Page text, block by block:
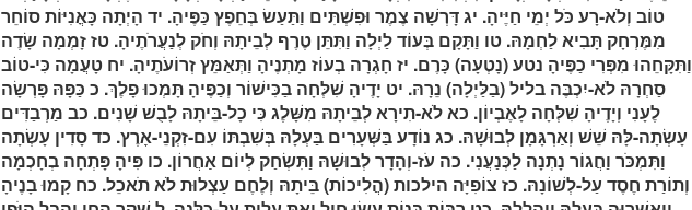
טוֹב וְלֹא-רָע כֹּל יְמֵי חַיֶּיהָ. יג דָּרְשָׁה צֶמֶר וּפִשְׁתִּים וַתַּעַשׂ בְּחֵפֶץ כַּפֶּיהָ. יד הָיְתָה כָּאֳנִיּוֹת סוֹחֵר
מִמֶּרְחָק תָּבִיא לַחְמָהּ. טו וַתָּקָם בְּעוֹד לַיְלָה וַתִּתֵּן טֶרֶף לְבֵיתָהּ וְחֹק לְנַעֲרֹתֶיהָ. טז זָמְמָה שָׂדֶה
וַתִּקָּחֵהוּ מִפְּרִי כַפֶּיהָ נטע (נָטְעָה) כָּרֶם. יז חָגְרָה בְעוֹז מָתְנֶיהָ וַתְּאַמֵּץ זְרוֹעֹתֶיהָ. יח טָעֲמָה כִּי-טוֹב
סַחְרָהּ לֹא-יִכְבֶּה בליל (בַלַּיְלָה) נֵרָהּ. יט יָדֶיהָ שִׁלְּחָה בַכִּישׁוֹר וְכַפֶּיהָ תָּמְכוּ פָלֶךְ. כ כַּפָּהּ פָּרְשָׂה
לֶעָנִי וְיָדֶיהָ שִׁלְּחָה לָאֶבְיוֹן. כא לֹא-תִירָא לְבֵיתָהּ מִשָּׁלֶג כִּי כָל-בֵּיתָהּ לָבֻשׁ שָׁנִים. כב מַרְבַדִּים
עָשְׂתָה-לָּהּ שֵׁשׁ וְאַרְגָּמָן לְבוּשָׁהּ. כג נוֹדָע בַּשְּׁעָרִים בַּעְלָהּ בְּשִׁבְתּוֹ עִם-זִקְנֵי-אָרֶץ. כד סָדִין עָשְׂתָה
וַתִּמְכֹּר וַחֲגוֹר נָתְנָה לַכְּנַעֲנִי. כה עֹז-וְהָדָר לְבוּשָׁהּ וַתִּשְׂחַק לְיוֹם אַחֲרוֹן. כו פִּיהָ פָּתְחָה בְחָכְמָה
וְתוֹרַת חֶסֶד עַל-לְשׁוֹנָהּ. כז צוֹפִיָּה הילכות (הֲלִיכוֹת) בֵּיתָהּ וְלֶחֶם עַצְלוּת לֹא תֹאכֵל. כח קָמוּ בָנֶיהָ